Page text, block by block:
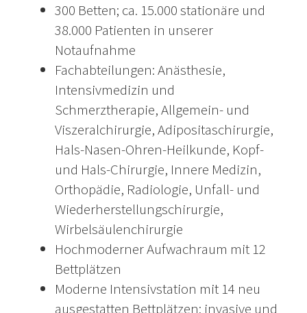
300 Betten; ca. 15.000 stationäre und
38.000 Patienten in unserer
Notaufnahme
Fachabteilungen: Anästhesie,
Intensivmedizin und
Schmerztherapie, Allgemein- und
Viszeralchirurgie, Adipositaschirurgie,
Hals-Nasen-Ohren-Heilkunde, Kopf-
und Hals-Chirurgie, Innere Medizin,
Orthopädie, Radiologie, Unfall- und
Wiederherstellungschirurgie,
Wirbelsäulenchirurgie
Hochmoderner Aufwachraum mit 12
Bettplätzen
Moderne Intensivstation mit 14 neu
ausgestatten Bettplätzen; invasive und